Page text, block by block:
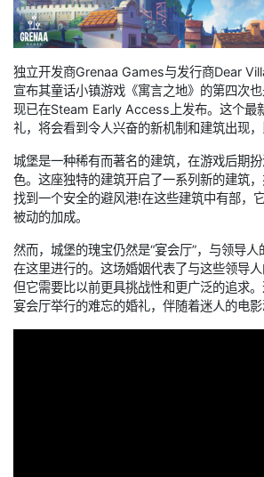
独立开发商Grenaa Games与发行商Dear
宣布其童话小镇游戏《寓言之地》的第四次
现已在Steam Early Access上发布。这个最
礼，将会看到令人兴奋的新机制和建筑出现
城堡是一种稀有而著名的建筑，在游戏后期
色。这座独特的建筑开启了一系列新的建筑
找到一个安全的避风港!在这些建筑中有部，
被动的加成。
然而，城堡的瑰宝仍然是“宴会厅”，与领导
在这里进行的。这场婚姻代表了与这些领导人
但它需要比以前更具挑战性和更广泛的追求
宴会厅举行的难忘的婚礼，伴随着迷人的电影